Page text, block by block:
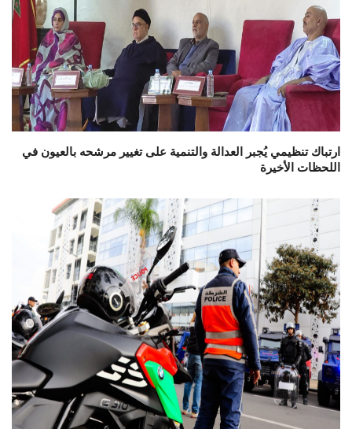
ارتباك تنظيمي يُجبر العدالة والتنمية على تغيير مرشحه بالعيون في
اللحظات الأخيرة